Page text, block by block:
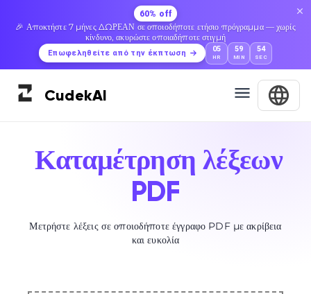
60% off
🎉 Αποκτήστε 7 μήνες ΔΩΡΕΑΝ σε οποιοδήποτε ετήσιο πρόγραμμα — χωρίς
κίνδυνο, ακυρώστε οποιαδήποτε στιγμή
Επωφεληθείτε από την έκπτωση 05
HR
59
MIN
53
SEC
CudekAI
Καταμέτρηση λέξεων
PDF
Μετρήστε λέξεις σε οποιοδήποτε έγγραφο PDF με ακρίβεια
και ευκολία